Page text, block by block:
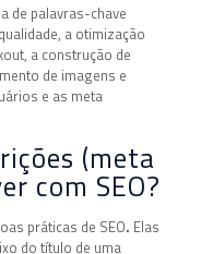
de palavras-chave
a otimização
a construção de
de imagens e
e as meta
(meta
com SEO?
práticas de SEO. Elas
do título de uma